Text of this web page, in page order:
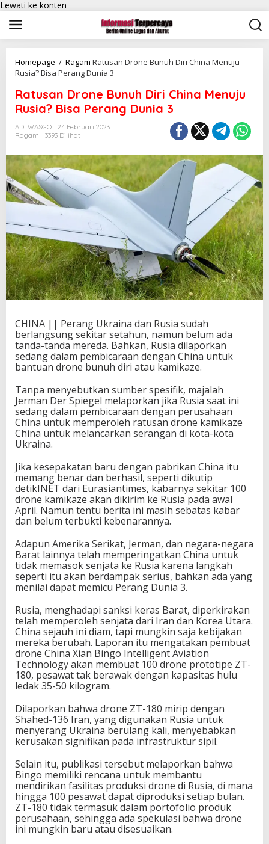
Lewati ke konten
Homepage / Ragam Ratusan Drone Bunuh Diri China Menuju
Rusia? Bisa Perang Dunia 3
Ratusan Drone Bunuh Diri China Menuju
Rusia? Bisa Perang Dunia 3
ADI WASGO
24 Februari 2023
Ragam
3393 Dilihat
CHINA || Perang Ukraina dan Rusia sudah
berlangsung sekitar setahun, namun belum ada
tanda-tanda mereda. Bahkan, Rusia dilaporkan
sedang dalam pembicaraan dengan China untuk
bantuan drone bunuh diri atau kamikaze.
Tanpa menyebutkan sumber spesifik, majalah
Jerman Der Spiegel melaporkan jika Rusia saat ini
sedang dalam pembicaraan dengan perusahaan
China untuk memperoleh ratusan drone kamikaze
China untuk melancarkan serangan di kota-kota
Ukraina.
Jika kesepakatan baru dengan pabrikan China itu
memang benar dan berhasil, seperti dikutip
detikINET dari Eurasiantimes, kabarnya sekitar 100
drone kamikaze akan dikirim ke Rusia pada awal
April. Namun tentu berita ini masih sebatas kabar
dan belum terbukti kebenarannya.
Adapun Amerika Serikat, Jerman, dan negara-negara
Barat lainnya telah memperingatkan China untuk
tidak memasok senjata ke Rusia karena langkah
seperti itu akan berdampak serius, bahkan ada yang
menilai dapat memicu Perang Dunia 3.
Rusia, menghadapi sanksi keras Barat, diperkirakan
telah memperoleh senjata dari Iran dan Korea Utara.
China sejauh ini diam, tapi mungkin saja kebijakan
mereka berubah. Laporan itu mengatakan pembuat
drone China Xian Bingo Intelligent Aviation
Technology akan membuat 100 drone prototipe ZT-
180, pesawat tak berawak dengan kapasitas hulu
ledak 35-50 kilogram.
Dilaporkan bahwa drone ZT-180 mirip dengan
Shahed-136 Iran, yang digunakan Rusia untuk
menyerang Ukraina berulang kali, menyebabkan
kerusakan signifikan pada infrastruktur sipil.
Selain itu, publikasi tersebut melaporkan bahwa
Bingo memiliki rencana untuk membantu
mendirikan fasilitas produksi drone di Rusia, di mana
hingga 100 pesawat dapat diproduksi setiap bulan.
ZT-180 tidak termasuk dalam portofolio produk
perusahaan, sehingga ada spekulasi bahwa drone
ini mungkin baru atau disesuaikan.